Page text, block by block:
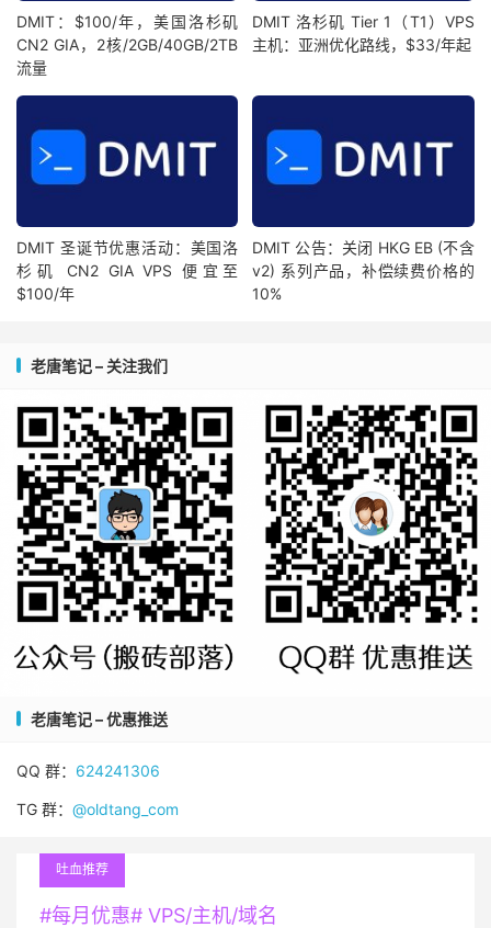
DMIT：$100/年，美国洛杉矶
CN2 GIA，2核/2GB/40GB/2TB
流量
DMIT 洛杉矶 Tier 1（T1）VPS
主机：亚洲优化路线，$33/年起
DMIT 圣诞节优惠活动：美国洛
杉矶 CN2 GIA VPS 便宜至
$100/年
DMIT 公告：关闭 HKG EB (不含
v2) 系列产品，补偿续费价格的
10%
老唐笔记 – 关注我们
老唐笔记 – 优惠推送
QQ 群： 624241306
TG 群： @oldtang_com
吐血推荐
#每月优惠# VPS/主机/域名